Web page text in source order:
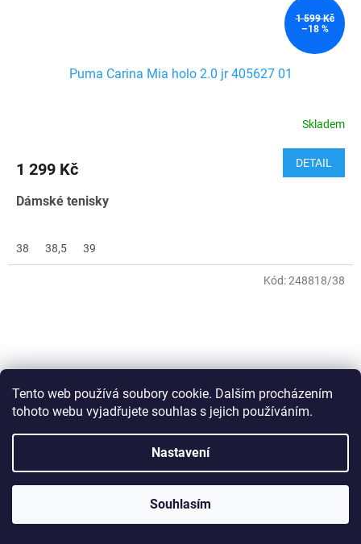
Tento web používá soubory cookie. Dalším procházením
tohoto webu vyjadřujete souhlas s jejich používáním.
Nastavení
Souhlasím
1 599 Kč
–18 %
Puma Carina Mia holo 2.0 jr 405627 01
Skladem
1 299 Kč DETAIL
Dámské tenisky
38 38,5 39
Kód:248818/38